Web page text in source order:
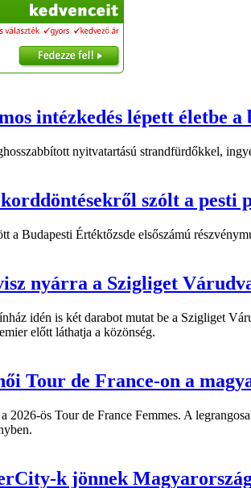
intézkedés lépett életbe
nyitvatartású strandfürdőkkel,
szólt a pesti
a Budapesti Értéktőzsde elsőszámú
nyárra a Szigliget
idén is két darabot mutat be a Szigliget
előtt láthatja a közönség.
Tour de France-on a
2026-ös Tour de France Femmes. A
k jönnek